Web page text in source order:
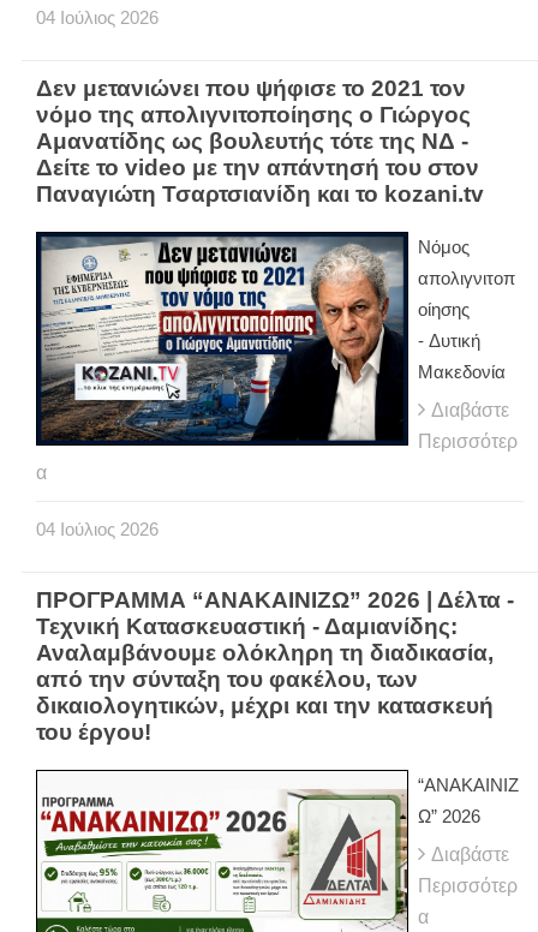
04 Ιούλιος 2026
Δεν μετανιώνει που ψήφισε το 2021 τον
νόμο της απολιγνιτοποίησης ο Γιώργος
Αμανατίδης ως βουλευτής τότε της ΝΔ -
Δείτε το video με την απάντησή του στον
Παναγιώτη Τσαρτσιανίδη και το kozani.tv
Νόμος
απολιγνιτοπ
οίησης
- Δυτική
Μακεδονία
Διαβάστε
Περισσότερ
α
04 Ιούλιος 2026
ΠΡΟΓΡΑΜΜΑ “ΑΝΑΚΑΙΝΙΖΩ” 2026 | Δέλτα -
Τεχνική Κατασκευαστική - Δαμιανίδης:
Αναλαμβάνουμε ολόκληρη τη διαδικασία,
από την σύνταξη του φακέλου, των
δικαιολογητικών, μέχρι και την κατασκευή
του έργου!
“ΑΝΑΚΑΙΝΙΖ
Ω” 2026
Διαβάστε
Περισσότερ
α